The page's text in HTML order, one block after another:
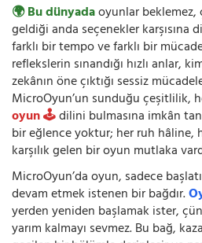
🌍 Bu dünyadaoyunlar beklemez,
geldiği anda seçenekler karşısına
farklı bir tempo ve farklı bir
reflekslerin sınandığı hızlı anlar,
zekânın öne çıktığı sessiz
MicroOyun’un sunduğu çeşitlilik,
oyun 🕹️dilini bulmasına imkân
bir eğlence yoktur; her ruh hâline,
karşılık gelen bir oyun mutlaka
MicroOyun’da oyun, sadece
devam etmek istenen bir bağdır.
yerden yeniden başlamak ister,
yarım kalmayı sevmez. Bu bağ,